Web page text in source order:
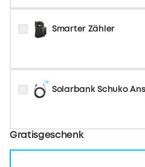
Smarter Zähler
Solarbank Schuko
Gratisgeschenk